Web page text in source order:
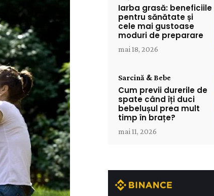
Iarba grasă: beneficiile
pentru sănătate și
cele mai gustoase
moduri de preparare
mai 18, 2026
Sarcină & Bebe
Cum previi durerile de
spate când îți duci
bebelușul prea mult
timp în brațe?
mai 11, 2026